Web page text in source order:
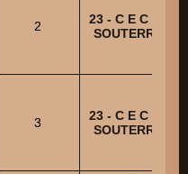
2
23 - C E C DE
SOUTERRAINE
3
23 - C E C DE
SOUTERRAINE